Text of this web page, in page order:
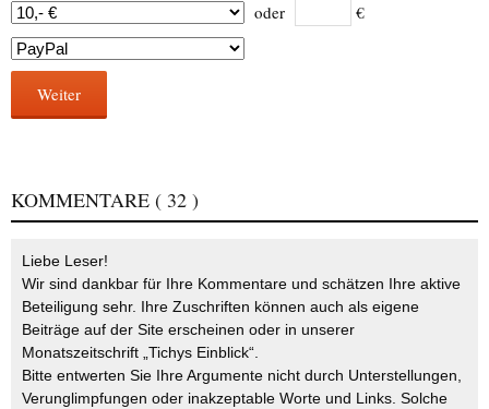
oder €
Weiter
KOMMENTARE ( 32 )
Liebe Leser!
Wir sind dankbar für Ihre Kommentare und schätzen Ihre aktive
Beteiligung sehr. Ihre Zuschriften können auch als eigene
Beiträge auf der Site erscheinen oder in unserer
Monatszeitschrift „Tichys Einblick“.
Bitte entwerten Sie Ihre Argumente nicht durch Unterstellungen,
Verunglimpfungen oder inakzeptable Worte und Links. Solche